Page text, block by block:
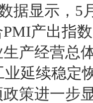
显示，5
产出指
产经营总
续稳定
策进一步